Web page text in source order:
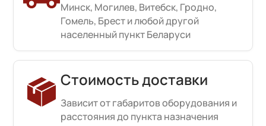
Минск, Могилев, Витебск, Гродно,
Гомель, Брест и любой другой
населенный пункт Беларуси
Стоимость доставки
Зависит от габаритов оборудования и
расстояния до пункта назначения